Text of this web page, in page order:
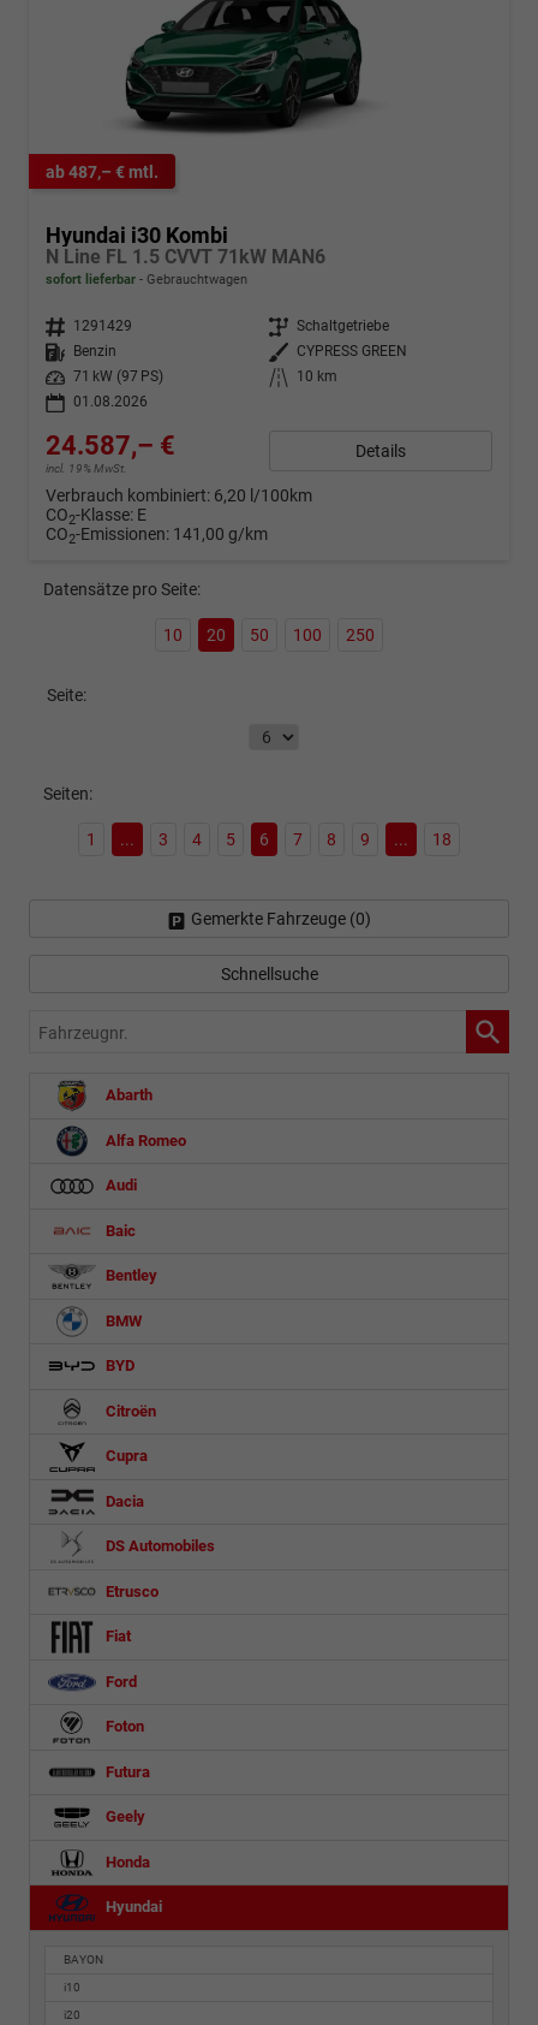
ab 487,– € mtl.
Hyundai i30 Kombi
N Line FL 1.5 CVVT 71kW MAN6
sofort lieferbar Gebrauchtwagen
Fahrzeugnr. 1291429 Getriebe Schaltgetriebe
Kraftstoff
Benzin Außenfarbe CYPRESS GREEN
Leistung
71 kW (97 PS) Kilometerstand
10 km
01.08.2026
24.587,– €
incl. 19% MwSt.
Details
Verbrauch kombiniert: 6,20 l/100km
CO2-Klasse: E
CO2-Emissionen: 141,00 g/km
Datensätze pro Seite:
10 20 50 100 250
Seite:
Seiten:
1 ... 3 4 5 6 7 8 9 ... 18
Gemerkte Fahrzeuge (0)
Schnellsuche
Fahrzeugnr.
Abarth
Alfa Romeo
Audi
Baic
Bentley
BMW
BYD
Citroën
Cupra
Dacia
DS Automobiles
Etrusco
Fiat
Ford
Foton
Futura
Geely
Honda
Hyundai
BAYON
i10
i20